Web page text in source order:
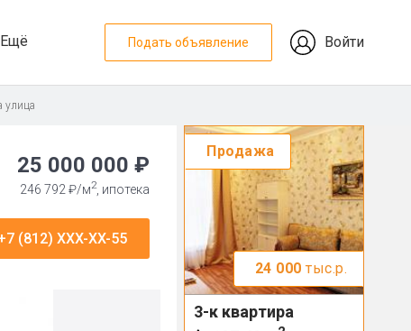
Ещё Подать объявление Войти
улица
25 000 000 ₽
246 792 ₽/м2, ипотека
(812) XXX-XX-55
Продажа
24 000 тыс.р.
3-к квартира